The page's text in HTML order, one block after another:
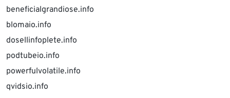
beneficialgrandiose.info
blomaio.info
dosellinfoplete.info
podtubeio.info
powerfulvolatile.info
qvidsio.info